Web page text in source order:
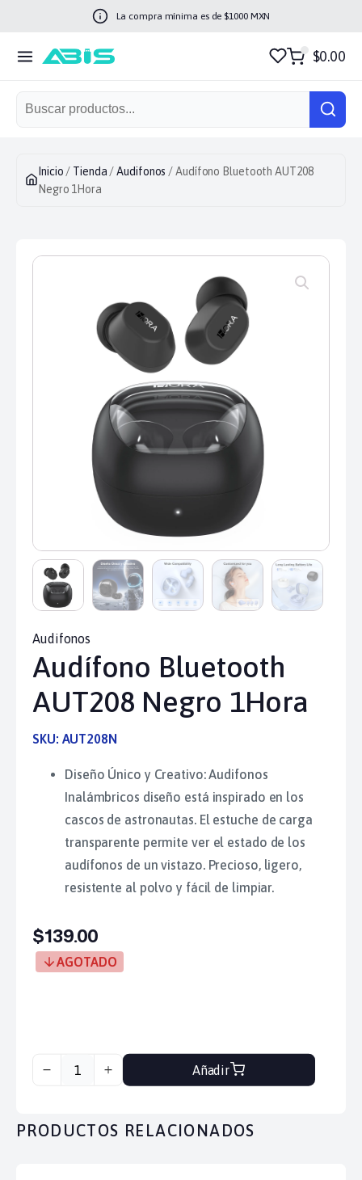
La compra mínima es de $1000MXN
$0.00
Inicio / Tienda /Audifonos / Audífono Bluetooth AUT208
Negro 1Hora
Audifonos
Audífono Bluetooth
AUT208 Negro 1Hora
SKU: AUT208N
Diseño Único y Creativo: Audifonos
Inalámbricos diseño está inspirado en los
cascos de astronautas. El estuche de carga
transparente permite ver el estado de los
audífonos de unvistazo. Precioso, ligero,
resistente al polvo y fácil de limpiar.
$139.00
AGOTADO
Añadir
PRODUCTOS RELACIONADOS